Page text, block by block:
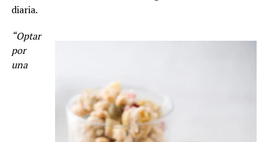
diaria.
“Optar
por
una